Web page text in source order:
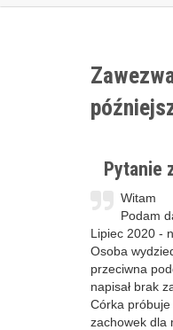
Pytanie
Witam
Podam
Lipiec 2020 -
Osoba
przeciwna
napisał brak
Córka
zachowek dla